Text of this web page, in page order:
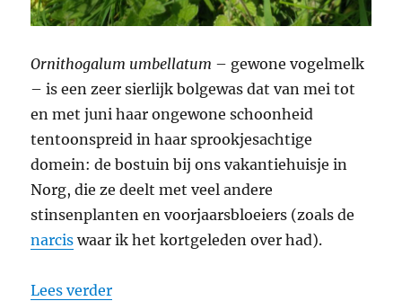
Ornithogalum umbellatum – gewone vogelmelk
– is een zeer sierlijk bolgewas dat van mei tot
en met juni haar ongewone schoonheid
tentoonspreid in haar sprookjesachtige
domein: de bostuin bij ons vakantiehuisje in
Norg, die ze deelt met veel andere
stinsenplanten en voorjaarsbloeiers (zoals de
narcis waar ik het kortgeleden over had).
Lees verder“Gewone vogelmelk: ongewoon mooi”